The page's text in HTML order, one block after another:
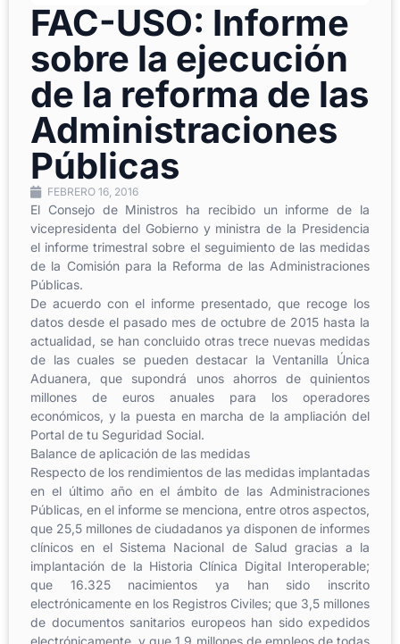
FAC-USO: Informe
sobre la ejecución
de la reforma de las
Administraciones
Públicas
FEBRERO 16, 2016
El Consejo de Ministros ha recibido un informe de la
vicepresidenta del Gobierno y ministra de la Presidencia
el informe trimestral sobre el seguimiento de las medidas
de la Comisión para la Reforma de las Administraciones
Públicas.
De acuerdo con el informe presentado, que recoge los
datos desde el pasado mes de octubre de 2015 hasta la
actualidad, se han concluido otras trece nuevas medidas
de las cuales se pueden destacar la Ventanilla Única
Aduanera, que supondrá unos ahorros de quinientos
millones de euros anuales para los operadores
económicos, y la puesta en marcha de la ampliación del
Portal de tu Seguridad Social.
Balance de aplicación de las medidas
Respecto de los rendimientos de las medidas implantadas
en el último año en el ámbito de las Administraciones
Públicas, en el informe se menciona, entre otros aspectos,
que 25,5 millones de ciudadanos ya disponen de informes
clínicos en el Sistema Nacional de Salud gracias a la
implantación de la Historia Clínica Digital Interoperable;
que 16.325 nacimientos ya han sido inscrito
electrónicamente en los Registros Civiles; que 3,5 millones
de documentos sanitarios europeos han sido expedidos